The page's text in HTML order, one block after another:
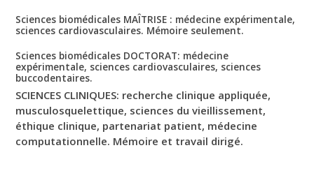
Sciences biomédicales MAÎTRISE : médecine expérimentale,
sciences cardiovasculaires. Mémoire seulement.
Sciences biomédicales DOCTORAT: médecine
expérimentale, sciences cardiovasculaires, sciences
buccodentaires.
SCIENCES CLINIQUES: recherche clinique appliquée,
musculosquelettique, sciences du vieillissement,
éthique clinique, partenariat patient, médecine
computationnelle. Mémoire et travail dirigé.